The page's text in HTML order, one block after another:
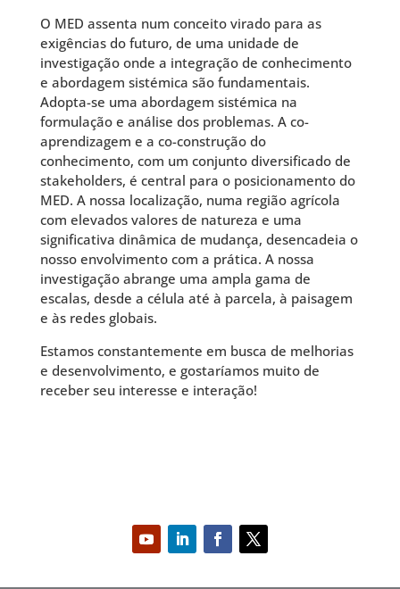
O MED assenta num conceito virado para as
exigências do futuro, de uma unidade de
investigação onde a integração de conhecimento
e abordagem sistémica são fundamentais.
Adopta-se uma abordagem sistémica na
formulação e análise dos problemas. A co-
aprendizagem e a co-construção do
conhecimento, com um conjunto diversificado de
stakeholders, é central para o posicionamento do
MED. A nossa localização, numa região agrícola
com elevados valores de natureza e uma
significativa dinâmica de mudança, desencadeia o
nosso envolvimento com a prática. A nossa
investigação abrange uma ampla gama de
escalas, desde a célula até à parcela, à paisagem
e às redes globais.
Estamos constantemente em busca de melhorias
e desenvolvimento, e gostaríamos muito de
receber seu interesse e interação!